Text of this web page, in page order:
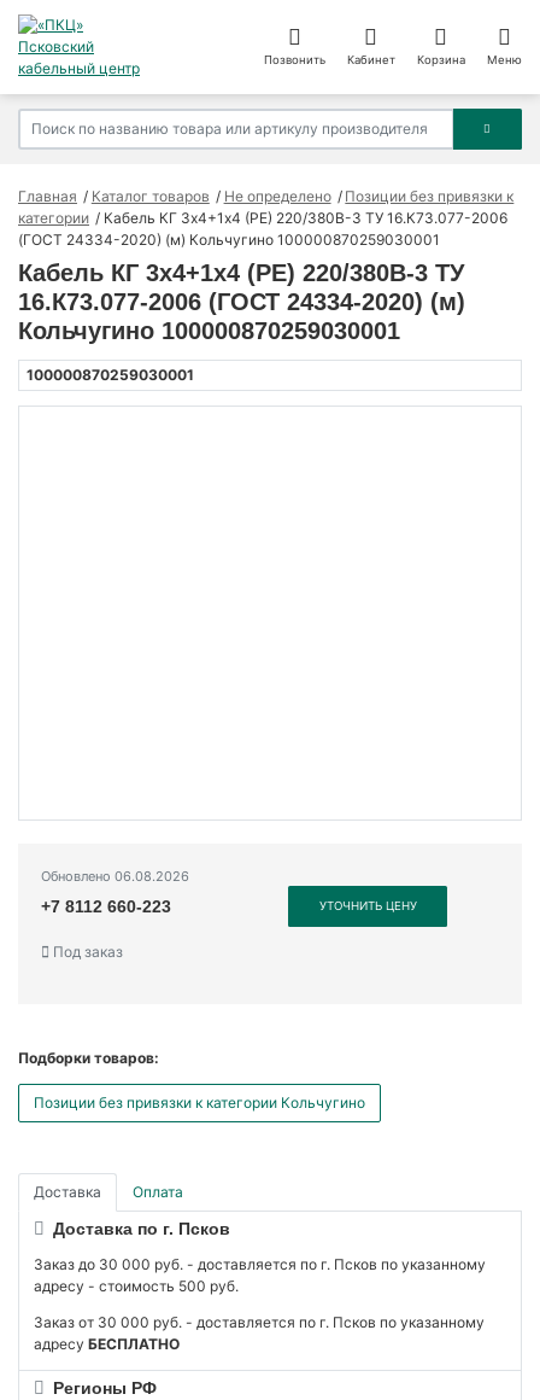
Позвонить Кабинет Корзина Меню
Главная Каталог товаров Не определено
Позиции без привязки к
категории
Кабель КГ 3х4+1х4 (PE) 220/380В-3 ТУ 16.К73.077-2006
(ГОСТ 24334-2020) (м) Кольчугино 100000870259030001
Кабель КГ 3х4+1х4 (PE) 220/380В-3 ТУ
16.К73.077-2006 (ГОСТ 24334-2020) (м)
Кольчугино 100000870259030001
100000870259030001
Обновлено 06.08.2026
+7 8112 660-223 УТОЧНИТЬ ЦЕНУ
Под заказ
Подборки товаров:
Позиции без привязки к категории Кольчугино
Доставка Оплата
Доставка по г. Псков
Заказ до 30 000 руб. - доставляется по г. Псков по указанному
адресу - стоимость 500 руб.
Заказ от 30 000 руб. - доставляется по г. Псков по указанному
адресу БЕСПЛАТНО
Регионы РФ